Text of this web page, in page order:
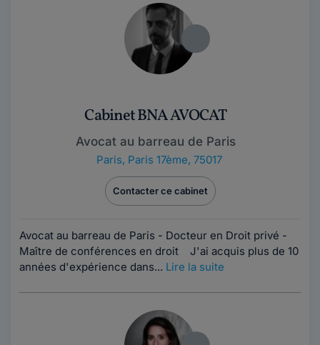
Cabinet BNA AVOCAT
Avocat au barreau de Paris
Paris, Paris 17ème, 75017
Contacter ce cabinet
Avocat au barreau de Paris - Docteur en Droit privé -
Maître de conférences en droit J'ai acquis plus de 10
années d'expérience dans... Lire la suite